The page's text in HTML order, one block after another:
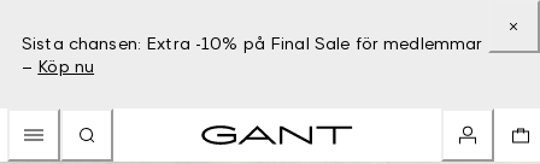
Sista chansen: Extra -10% på Final Sale för medlemmar
– Köp nu